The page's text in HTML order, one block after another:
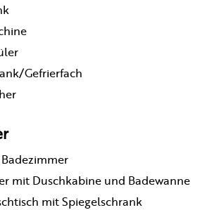
Gefrierfach
mit Duschkabine und Badewanne
mit Spiegelschrank